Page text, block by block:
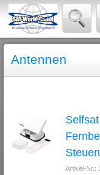
Antennen
Artikel-Nr.: